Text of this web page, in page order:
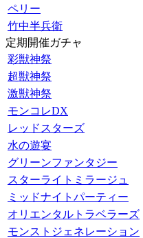
ペリー
竹中半兵衛
定期開催ガチャ
彩獣神祭
超獣神祭
激獣神祭
モンコレDX
レッドスターズ
水の遊宴
グリーンファンタジー
スターライトミラージュ
ミッドナイトパーティー
オリエンタルトラベラーズ
モンストジェネレーション